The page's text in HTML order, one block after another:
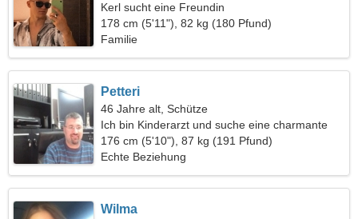
Kerl sucht eine Freundin
178 cm (5'11"), 82 kg (180 Pfund)
Familie
Petteri
46 Jahre alt, Schütze
Ich bin Kinderarzt und suche eine charmante
Frau
176 cm (5'10"), 87 kg (191 Pfund)
Echte Beziehung
Wilma